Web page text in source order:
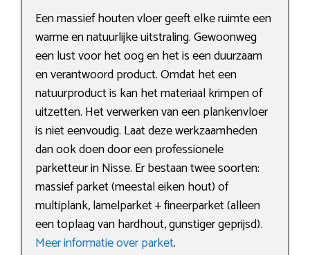
Een massief houten vloer geeft elke ruimte een
warme en natuurlijke uitstraling. Gewoonweg
een lust voor het oog en het is een duurzaam
en verantwoord product. Omdat het een
natuurproduct is kan het materiaal krimpen of
uitzetten. Het verwerken van een plankenvloer
is niet eenvoudig. Laat deze werkzaamheden
dan ook doen door een professionele
parketteur in Nisse. Er bestaan twee soorten:
massief parket (meestal eiken hout) of
multiplank, lamelparket + fineerparket (alleen
een toplaag van hardhout, gunstiger geprijsd).
Meer informatie over parket.